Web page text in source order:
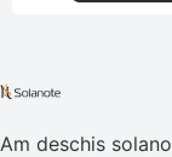
Am deschis